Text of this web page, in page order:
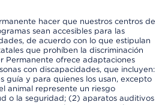
hacer que nuestros centros de
sean accesibles para las
de acuerdo con lo que estipulan
que prohíben la discriminación
Permanente ofrece adaptaciones
con discapacidades, que incluyen:
guía y para quienes los usan, excepto
animal represente un riesgo
o la seguridad; (2) aparatos auditivos